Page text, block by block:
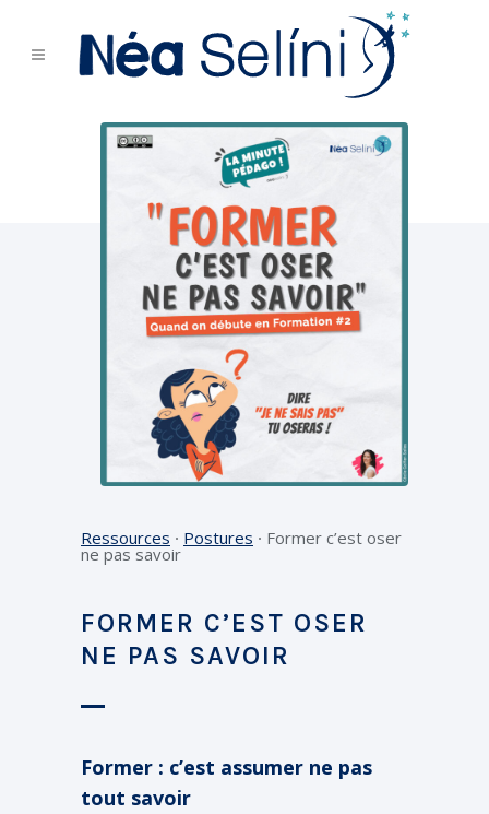
Ressources ⸱ Postures ⸱ Former c’est oser
ne pas savoir
FORMER C’EST OSER
NE PAS SAVOIR
Former : c’est assumer ne pas
tout savoir